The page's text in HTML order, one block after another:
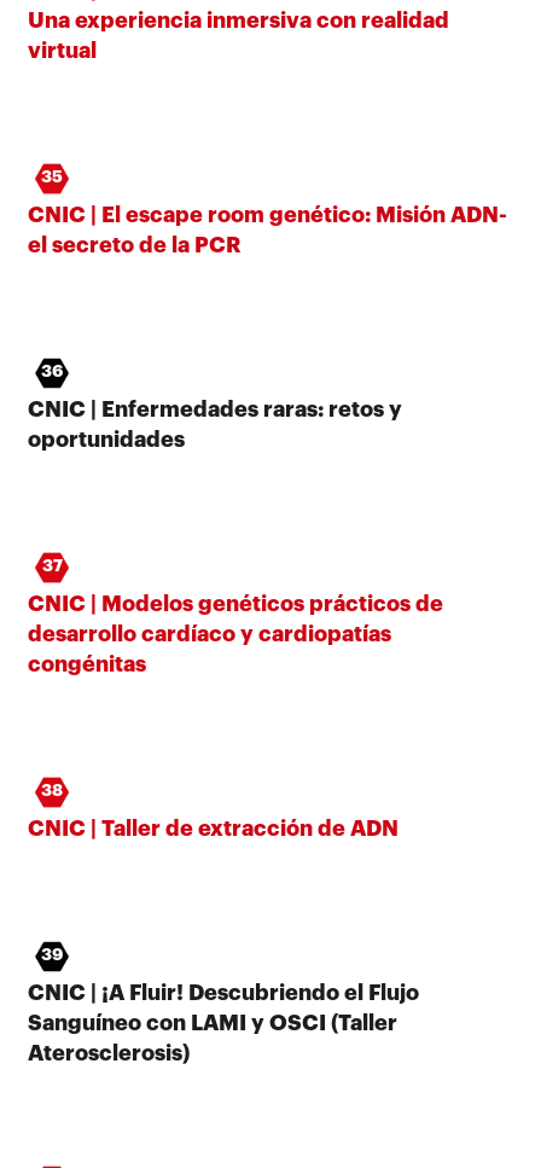
Una experiencia inmersiva con realidad
virtual
35
CNIC | El escape room genético: Misión ADN-
el secreto de la PCR
36
CNIC | Enfermedades raras: retos y
oportunidades
37
CNIC | Modelos genéticos prácticos de
desarrollo cardíaco y cardiopatías
congénitas
38
CNIC | Taller de extracción de ADN
39
CNIC | ¡A Fluir! Descubriendo el Flujo
Sanguíneo con LAMI y OSCI (Taller
Aterosclerosis)